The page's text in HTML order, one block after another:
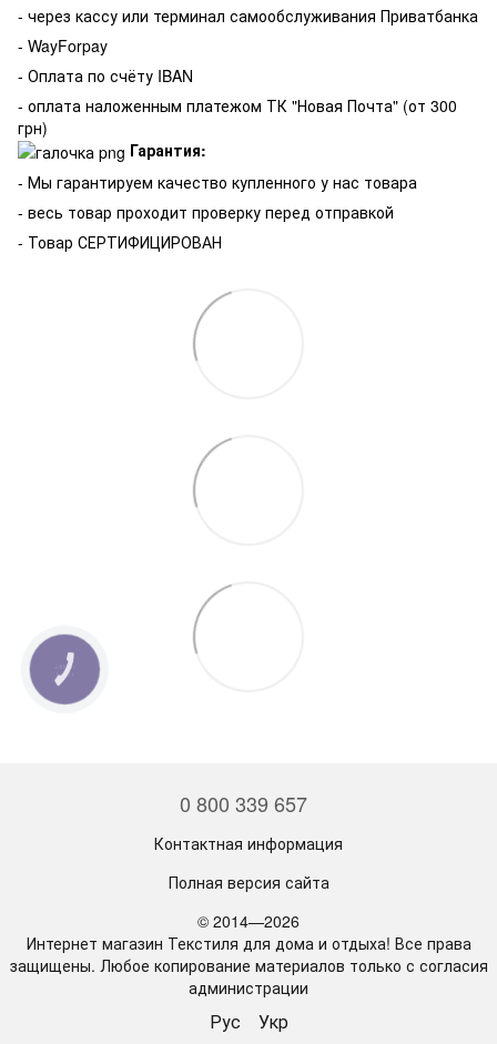
- через кассу или терминал самообслуживания Приватбанка
- WayForpay
- Оплата по счёту IBAN
- оплата наложенным платежом ТК "Новая Почта" (от 300
грн)
Гарантия:
- Мы гарантируем качество купленного у нас товара
- весь товар проходит проверку перед отправкой
- Товар СЕРТИФИЦИРОВАН
0 800 339 657
Контактная информация
Полная версия сайта
© 2014—2026
Интернет магазин Текстиля для дома и отдыха! Все права
защищены. Любое копирование материалов только с согласия
администрации
Рус Укр
КНОПКА
СВЯЗИ